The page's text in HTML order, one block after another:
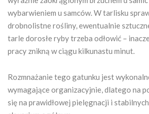
wybarwieniem u samców. W tarlisku
drobnolistne rośliny, ewentualnie
tarle dorosłe ryby trzeba odłowić –
pracy znikną w ciągu kilkunastu minut.
Rozmnażanie tego gatunku jest
wymagające organizacyjnie, dlatego na
się na prawidłowej pielęgnacji i